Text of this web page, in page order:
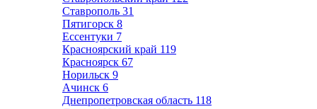
Ставрополь 31
Пятигорск 8
Ессентуки 7
Красноярский край 119
Красноярск 67
Норильск 9
Ачинск 6
Днепропетровская область 118